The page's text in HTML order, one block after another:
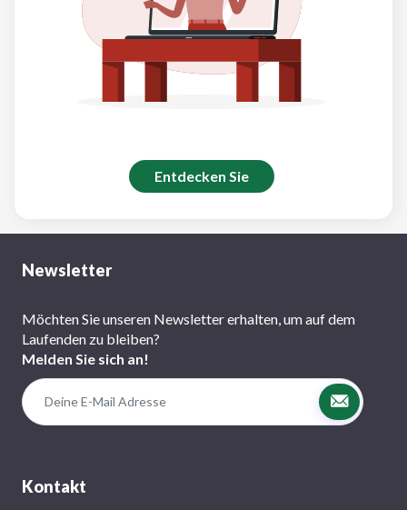
Entdecken Sie
Newsletter
Möchten Sie unseren Newsletter erhalten, um auf dem
Laufenden zu bleiben?
Melden Sie sich an!
Kontakt